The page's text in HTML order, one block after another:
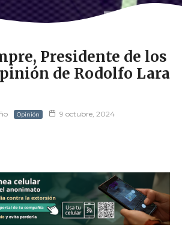
Presidente de los
de Rodolfo Lara
Opinión 9 octubre, 2024